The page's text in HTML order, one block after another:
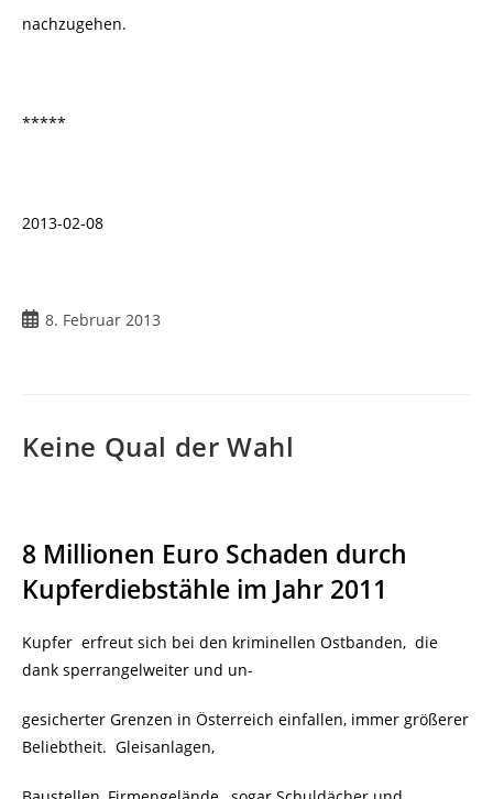
nachzugehen.
*****
2013-02-08
Beitrag
8. Februar 2013
Keine Qual der Wahl
8 Millionen Euro Schaden durch
Kupferdiebstähle im Jahr 2011
Kupfer erfreut sich bei den kriminellen Ostbanden, die
dank sperrangelweiter und un-
gesicherter Grenzen in Österreich einfallen, immer größerer
Beliebtheit. Gleisanlagen,